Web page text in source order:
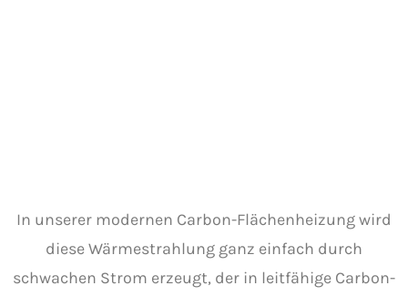
In unserer modernen Carbon-Flächenheizung wird
diese Wärmestrahlung ganz einfach durch
schwachen Strom erzeugt, der in leitfähige Carbon-